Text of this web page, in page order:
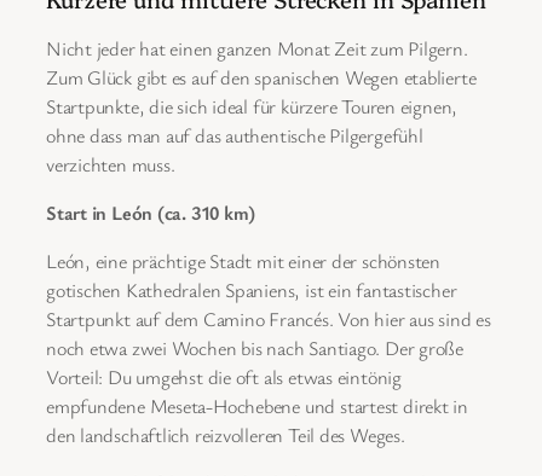
Nicht jeder hat einen ganzen Monat Zeit zum Pilgern.
Zum Glück gibt es auf den spanischen Wegen etablierte
Startpunkte, die sich ideal für kürzere Touren eignen,
ohne dass man auf das authentische Pilgergefühl
verzichten muss.
Start in León (ca. 310 km)
León, eine prächtige Stadt mit einer der schönsten
gotischen Kathedralen Spaniens, ist ein fantastischer
Startpunkt auf dem Camino Francés. Von hier aus sind es
noch etwa zwei Wochen bis nach Santiago. Der große
Vorteil: Du umgehst die oft als etwas eintönig
empfundene Meseta-Hochebene und startest direkt in
den landschaftlich reizvolleren Teil des Weges.